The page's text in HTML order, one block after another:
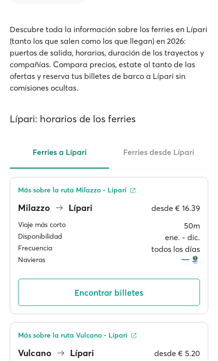
Descubre toda la información sobre los ferries en Lípari
(tanto los que salen como los que llegan) en 2026:
puertos de salida, horarios, duración de los trayectos y
compañías. Compara precios, estate al tanto de las
ofertas y reserva tus billetes de barco a Lípari sin
comisiones ocultas.
Lípari: horarios de los ferries
Ferries a Lípari Ferries desde Lípari
Milazzo Lípari desde € 16.39
Viaje más corto 50m
Disponibilidad ene. ‐ dic.
Frecuencia todos los días
Navieras
Más sobre la ruta Milazzo - Lípari
Encontrar billetes
Vulcano Lípari desde € 5.20
Más sobre la ruta Vulcano - Lípari